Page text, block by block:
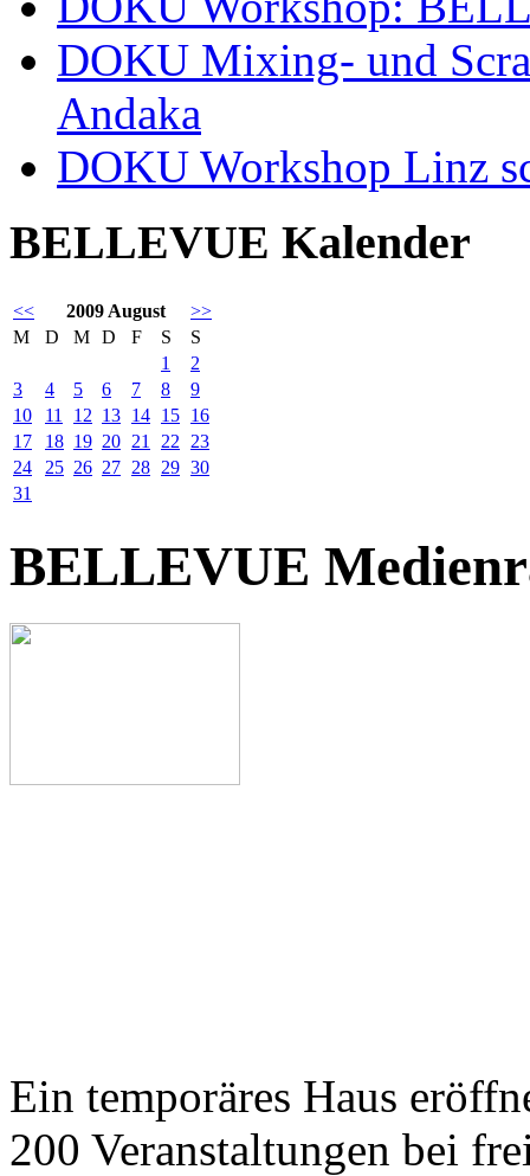
DOKU Mixing- und
Andaka
DOKU Workshop Linz
BELLEVUE Kalender
<< 2009 August
>>
M
D M D F S
S
1
2
3
4 5 6 7 8
9
10
11 12 13 14 15 16
17
18 19 20 21 22
23
24
25 26 27 28 29 30
31
BELLEVUE
Ein temporäres Haus
200 Veranstaltungen bei